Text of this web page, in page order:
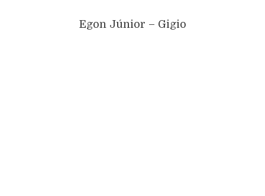
Egon Júnior – Gigio